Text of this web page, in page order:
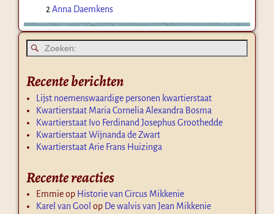
2 Anna Daemkens
Recente berichten
Lijst noemenswaardige personen kwartierstaat
Kwartierstaat Maria Cornelia Alexandra Bosma
Kwartierstaat Ivo Ferdinand Josephus Groothedde
Kwartierstaat Wijnanda de Zwart
Kwartierstaat Arie Frans Huizinga
Recente reacties
Emmieop Historie van Circus Mikkenie
Karel van Gool op De walvis van Jean Mikkenie